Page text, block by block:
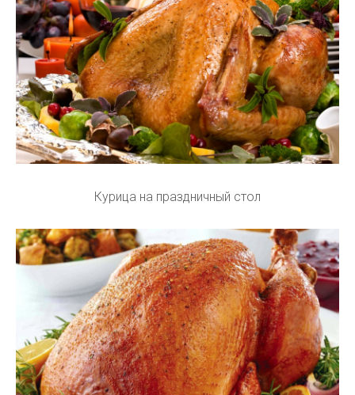
Курица на праздничный стол